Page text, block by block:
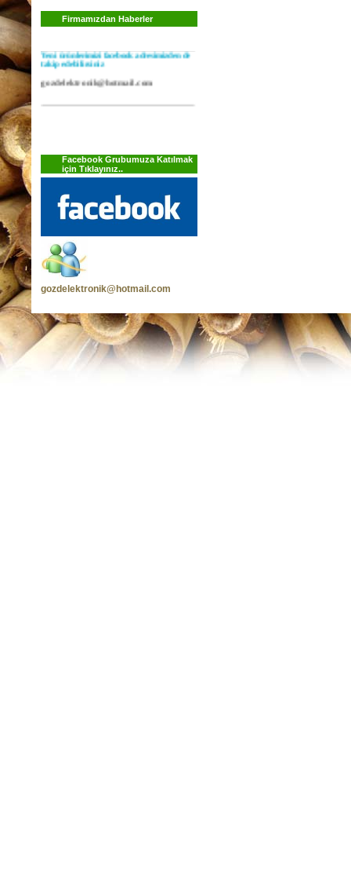
Firmamızdan Haberler
takip edebilirsiniz
Facebook Grubumuza Katılmak
için Tıklayınız..
gozdelektronik@hotmail.com